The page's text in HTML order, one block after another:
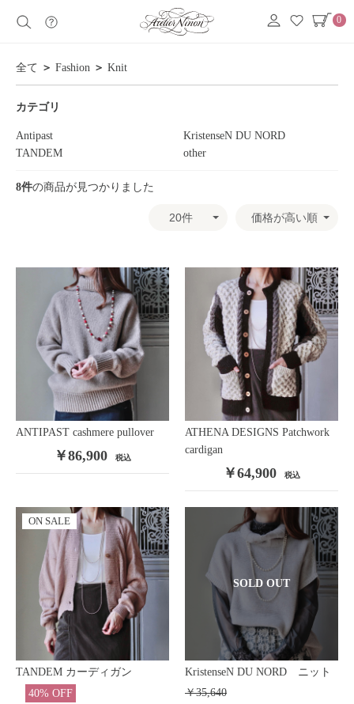
0
全て ＞ Fashion ＞ Knit
カテゴリ
Antipast
KristenseN DU NORD
TANDEM
other
8件の商品が見つかりました
ANTIPAST cashmere pullover
￥86,900 税込
ATHENA DESIGNS Patchwork
cardigan
￥64,900 税込
ON SALE
TANDEM カーディガン
40% OFF
SOLD OUT
KristenseN DU NORD ニット
￥35,640